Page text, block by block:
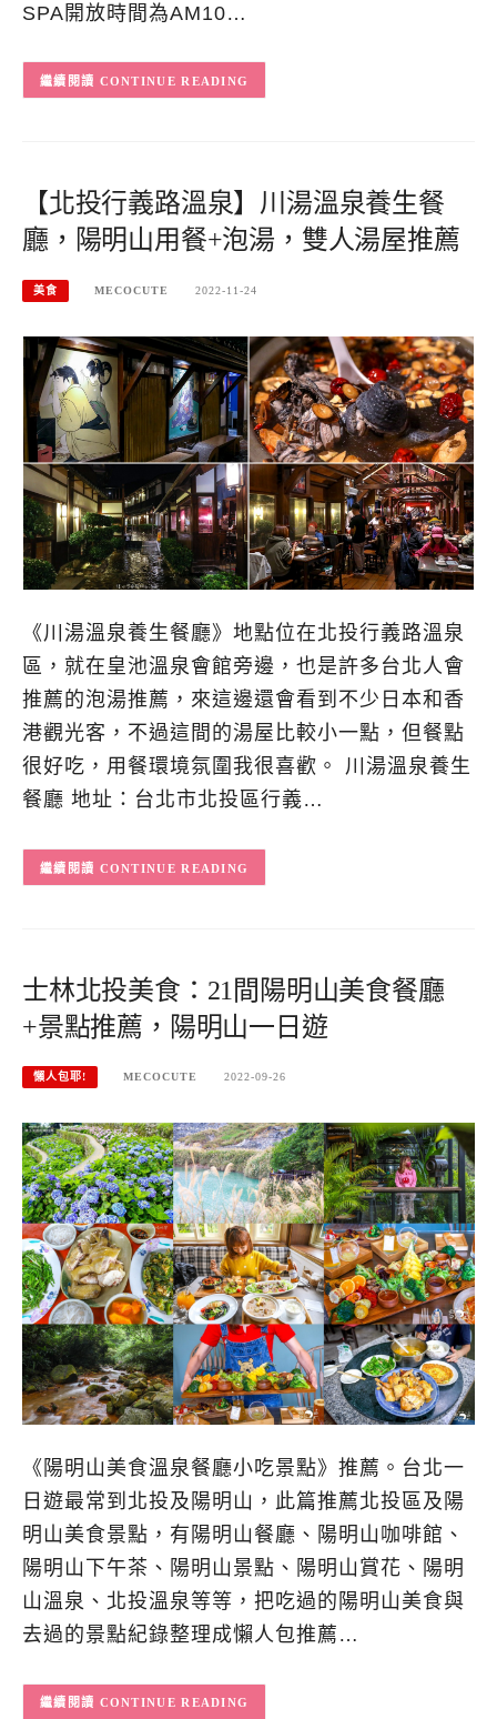
SPA開放時間為AM10…
CONTINUE READING
【北投行義路溫泉】川湯溫泉養生餐
廳，陽明山用餐+泡湯，雙人湯屋推薦
美食 MECOCUTE 2022-11-24
《川湯溫泉養生餐廳》地點位在北投行義路溫泉
區，就在皇池溫泉會館旁邊，也是許多台北人會
推薦的泡湯推薦，來這邊還會看到不少日本和香
港觀光客，不過這間的湯屋比較小一點，但餐點
很好吃，用餐環境氛圍我很喜歡。 川湯溫泉養生
餐廳 地址：台北市北投區行義…
CONTINUE READING
士林北投美食：21間陽明山美食餐廳
+景點推薦，陽明山一日遊
懶人包耶! MECOCUTE 2022-09-26
《陽明山美食溫泉餐廳小吃景點》推薦。台北一
日遊最常到北投及陽明山，此篇推薦北投區及陽
明山美食景點，有陽明山餐廳、陽明山咖啡館、
陽明山下午茶、陽明山景點、陽明山賞花、陽明
山溫泉、北投溫泉等等，把吃過的陽明山美食與
去過的景點紀錄整理成懶人包推薦…
CONTINUE READING